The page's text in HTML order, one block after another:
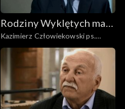
Rodziny Wyklętych mają
głos
Kazimierz Człowiekowski ps.
Niemsta